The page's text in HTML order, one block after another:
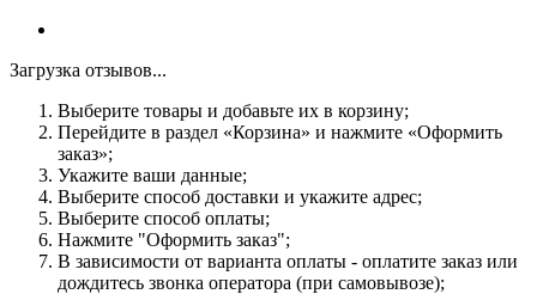
Загрузка отзывов...
Выберите товары и добавьте их в корзину;
Перейдите в раздел «Корзина» и нажмите «Оформить
заказ»;
Укажите ваши данные;
Выберите способ доставки и укажите адрес;
Выберите способ оплаты;
Нажмите "Оформить заказ";
В зависимости от варианта оплаты - оплатите заказ или
дождитесь звонка оператора (при самовывозе);